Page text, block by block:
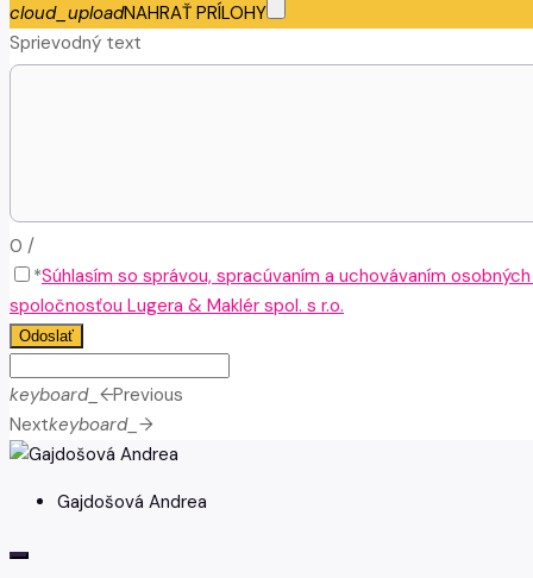
cloud_uploadNAHRAŤ PRÍLOHY
Sprievodný text
0 /
*Súhlasím so správou, spracúvaním a uchovávaním
spoločnosťou Lugera & Maklér spol. s r.o.
Odoslať
keyboard_arrow_leftPrevious
Nextkeyboard_arrow_right
Gajdošová Andrea